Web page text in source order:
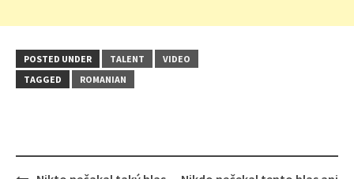
POSTED UNDER TALENT
VIDEO
TAGGED
ROMANIAN